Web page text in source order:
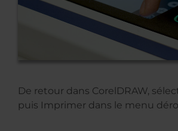
De retour dans CorelDRAW,
puis Imprimer dans le menu